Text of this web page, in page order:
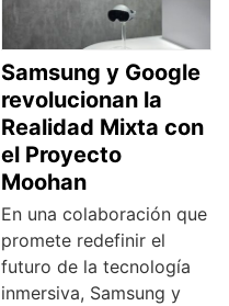
Samsung y Google
revolucionan la
Realidad Mixta con
el Proyecto
Moohan
En una colaboración que
promete redefinir el
futuro de la tecnología
inmersiva, Samsung y